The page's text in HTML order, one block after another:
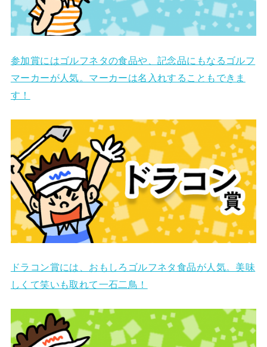
参加賞にはゴルフネタの食品や、記念品にもなるゴルフ
マーカーが人気。マーカーは名入れすることもできま
す！
ドラコン賞には、おもしろゴルフネタ食品が人気。美味
しくて笑いも取れて一石二鳥！